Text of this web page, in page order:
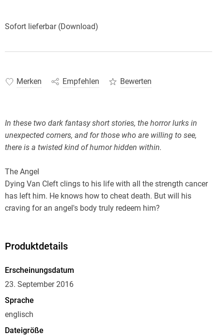
Sofort lieferbar (Download)
Merken Empfehlen Bewerten
In these two dark fantasy short stories, the horror lurks in
unexpected corners, and for those who are willing to see,
there is a twisted kind of humor hidden within.
The Angel
Dying Van Cleft clings to his life with all the strength cancer
has left him. He knows how to cheat death. But will his
craving for an angel's body truly redeem him?
Child-vampire Constance hates hunting, but she's starving.
anticipated, and long suppressed memories awaken.
Struggling against a fate worse than death, she fights for her
A few words from the Authoress
Produktdetails
Erscheinungsdatum
23. September 2016
Sprache
englisch
Dateigröße